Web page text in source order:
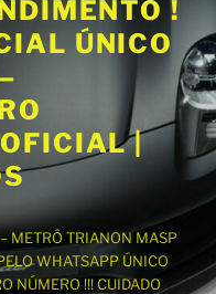
!
ÚNICO
|
METRÔ TRIANON MASP
WHATSAPP ÚNICO
NÚMERO !!! CUIDADO